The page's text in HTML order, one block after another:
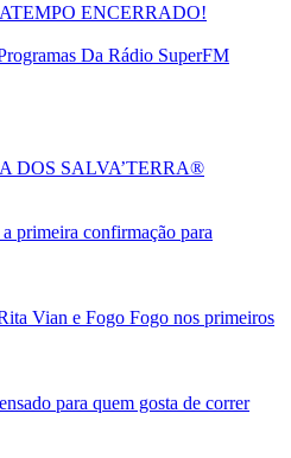
ENCERRADO!
Da Rádio SuperFM
DOS SALVA’TERRA®
primeira confirmação para
Vian e Fogo Fogo nos primeiros
para quem gosta de correr